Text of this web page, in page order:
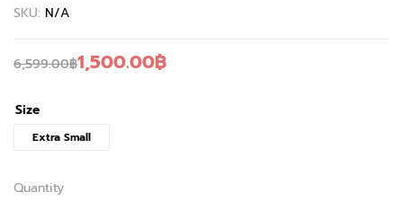
SKU: N/A
6,599.00฿1,500.00฿
Size
Extra Small
Quantity